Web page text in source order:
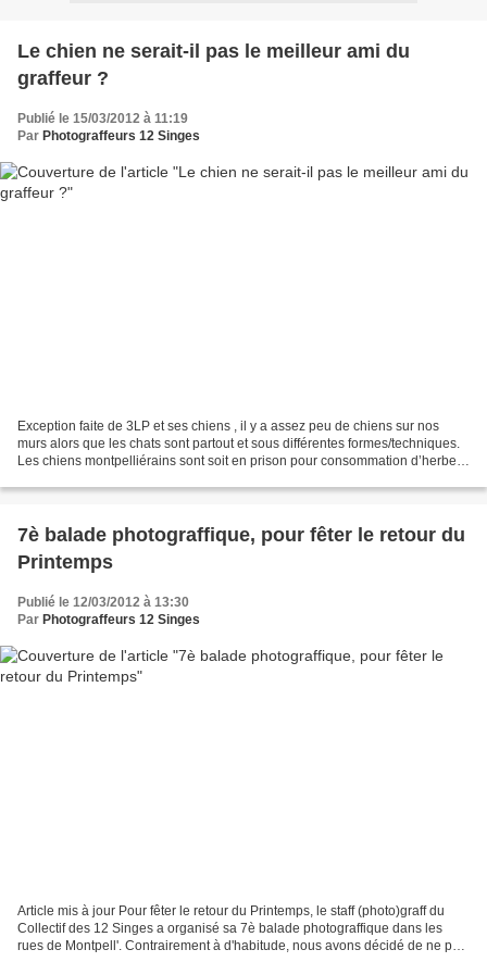
Le chien ne serait-il pas le meilleur ami du
graffeur ?
Publié le 15/03/2012 à 11:19
Par Photograffeurs 12 Singes
Exception faite de 3LP et ses chiens , il y a assez peu de chiens sur nos
murs alors que les chats sont partout et sous différentes formes/techniques.
Les chiens montpelliérains sont soit en prison pour consommation d’herbe
7è balade photograffique, pour fêter le retour du
Printemps
Publié le 12/03/2012 à 13:30
Par Photograffeurs 12 Singes
Article mis à jour Pour fêter le retour du Printemps, le staff (photo)graff du
Collectif des 12 Singes a organisé sa 7è balade photograffique dans les
rues de Montpell'. Contrairement à d'habitude, nous avons décidé de ne pas